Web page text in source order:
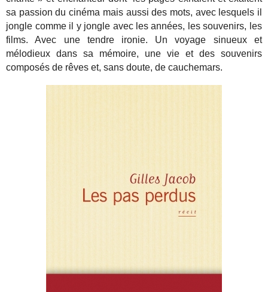
sa passion du cinéma mais aussi des mots, avec lesquels il
jongle comme il y jongle avec les années, les souvenirs, les
films. Avec une tendre ironie. Un voyage sinueux et
mélodieux dans sa mémoire, une vie et des souvenirs
composés de rêves et, sans doute, de cauchemars.